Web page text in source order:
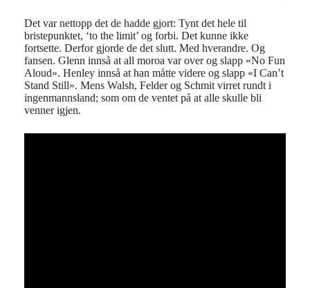
Det var nettopp det de hadde gjort: Tynt det hele til
bristepunktet, ‘to the limit’ og forbi. Det kunne ikke
fortsette. Derfor gjorde de det slutt. Med hverandre. Og
fansen. Glenn innså at all moroa var over og slapp «No Fun
Aloud». Henley innså at han måtte videre og slapp «I Can’t
Stand Still». Mens Walsh, Felder og Schmit virret rundt i
ingenmannsland; som om de ventet på at alle skulle bli
venner igjen.